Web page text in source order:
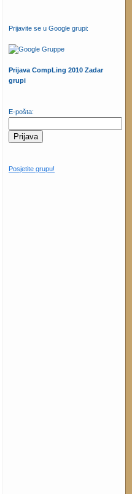
Prijavite se u Google grupi:
Prijava CompLing 2010 Zadar
grupi
E-pošta:
Posjetite grupu!